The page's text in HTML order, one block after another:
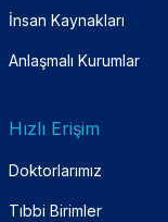
İnsan Kaynakları
Anlaşmalı Kurumlar
Hızlı Erişim
Doktorlarımız
Tıbbi Birimler